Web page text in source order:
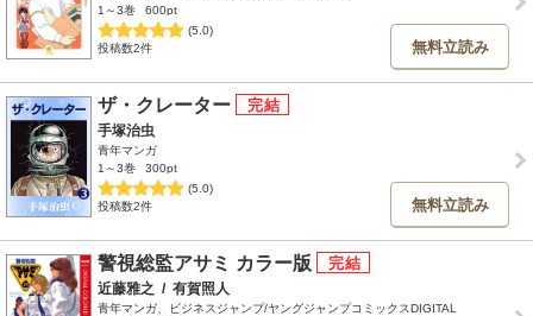
1～3巻
600pt
(5.0)
投稿数2件
無料立読み
ザ・クレーター
手塚治虫
青年マンガ
1～3巻
300pt
(5.0)
投稿数2件
無料立読み
警視総監アサミ カラー版
近藤雅之 / 有賀照人
青年マンガ、ビジネスジャンプ/ヤングジャンプコミックスDIGITAL